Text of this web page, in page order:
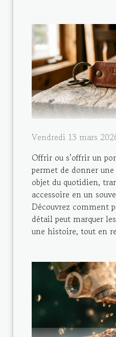
Vendredi 13 mars
Offrir ou s’offrir un
permet de donner
objet du quotidien,
accessoire en un
Découvrez comment
détail peut marquer
une histoire, tout en